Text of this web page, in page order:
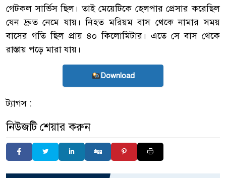
গেটকল সার্ভিস ছিল। তাই মেয়েটিকে হেলপার প্রেসার করেছিল
যেন দ্রুত নেমে যায়। নিহত মরিয়ম বাস থেকে নামার সময়
বাসের গতি ছিল প্রায় ৪০ কিলোমিটার। এতে সে বাস থেকে
রাস্তায় পড়ে মারা যায়।
Download
ট্যাগস :
নিউজটি শেয়ার করুন